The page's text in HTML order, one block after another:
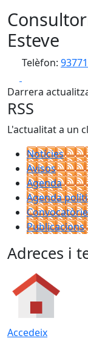
Esteve
Telèfon:
Darrera
RSS
L'actualitat a un
Notícies
Avisos
Agenda
Agenda
Publicacions
Adreces i
Accedeix